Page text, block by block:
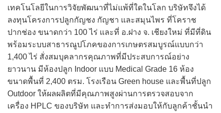
เทคโนโลยีในการวิจัยพัฒนาที่ไม่แพ้ที่ใดในโลก บริษัทจึงได้
ลงทุนโครงการปลูกกัญชง กัญชา และสมุนไพร ที่โคราช
ปากช่อง ขนาดกว่า 100 ไร่ และที่ อ.ฝาง จ. เชียงใหม่ ที่มีที่ดิน
พร้อมระบบสาธารณูปโภคของการเกษตรสมบูรณ์แบบกว่า
1,400 ไร่ สั่งสมบุคลากรคุณภาพที่มีประสบการณ์อย่าง
ยาวนาน มีห้องปลูก Indoor แบบ Medical Grade 16 ห้อง
ขนาดพื้นที่ 2,400 ตรม. โรงเรือน Green house และพื้นที่ปลูก
Outdoor ให้ผลผลิตที่มีคุณภาพสูงผ่านการตรวจสอบจาก
เครื่อง HPLC ของบริษัท และทำการส่งมอบให้กับลูกค้าชั้นนำ